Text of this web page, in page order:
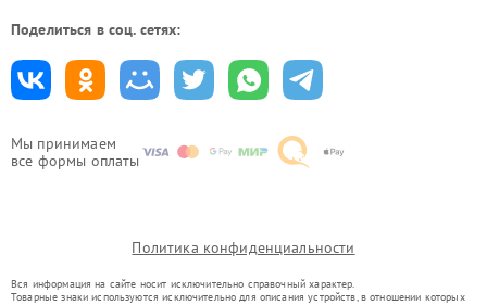
Мы принимаем
все формы оплаты
Поделиться в соц. сетях:
Политика конфиденциальности
Вся информация на сайте носит исключительно справочный характер.
Товарные знаки используются исключительно для описания устройств, в отношении которых